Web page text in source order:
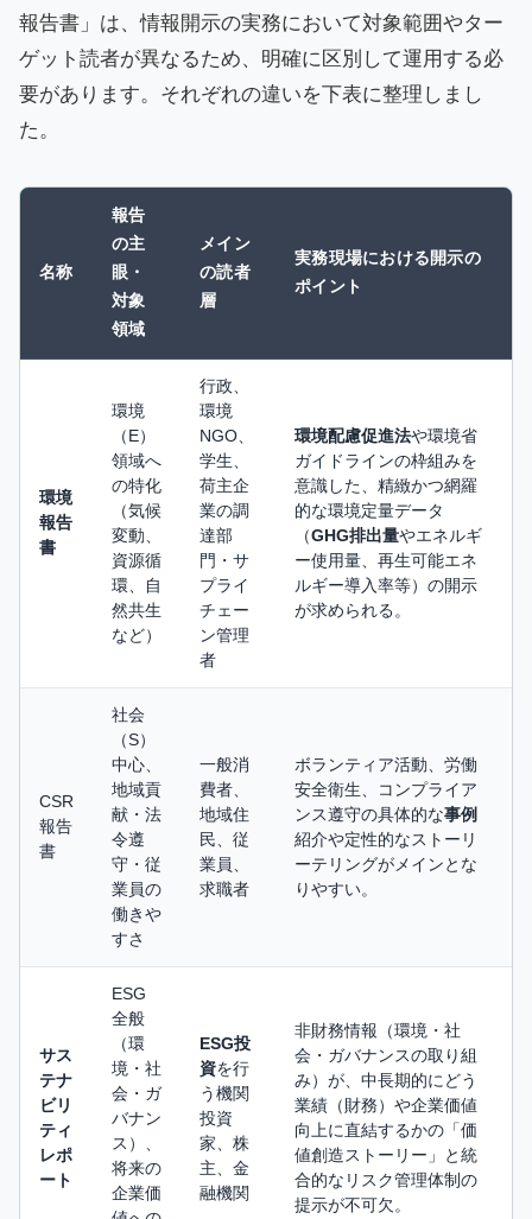
報告書」は、情報開示の実務において対象範囲やター
ゲット読者が異なるため、明確に区別して運用する必
要があります。それぞれの違いを下表に整理しまし
た。
名称
報告
の主
眼・
対象
領域
メイン
の読者
層
実務現場における開示の
ポイント
環境
報告
書
環境
（E）
領域へ
の特化
（気候
変動、
資源循
環、自
然共生
など）
行政、
環境
NGO、
学生、
荷主企
業の調
達部
門・サ
プライ
チェー
ン管理
者
環境配慮促進法や環境省
ガイドラインの枠組みを
意識した、精緻かつ網羅
的な環境定量データ
（GHG排出量やエネルギ
ー使用量、再生可能エネ
ルギー導入率等）の開示
が求められる。
CSR
報告
書
社会
（S）
中心、
地域貢
献・法
令遵
守・従
業員の
働きや
すさ
一般消
費者、
地域住
民、従
業員、
求職者
ボランティア活動、労働
安全衛生、コンプライア
ンス遵守の具体的な事例
紹介や定性的なストーリ
ーテリングがメインとな
りやすい。
サス
テナ
ビリ
ティ
レポ
ート
ESG
全般
（環
境・社
会・ガ
バナン
ス）、
将来の
企業価
ESG投
資を行
う機関
投資
家、株
主、金
融機関
非財務情報（環境・社
会・ガバナンスの取り組
み）が、中長期的にどう
業績（財務）や企業価値
向上に直結するかの「価
値創造ストーリー」と統
合的なリスク管理体制の
提示が不可欠。